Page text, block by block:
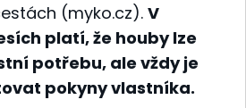
(myko.cz). V
platí, že houby lze
potřebu, ale vždy je
pokyny vlastníka.